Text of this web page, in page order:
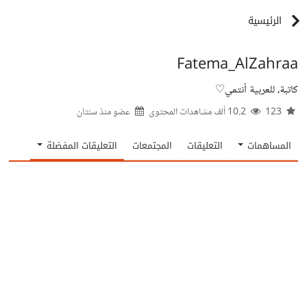
الرئيسية
Fatema_AlZahraa
كاتبة، للعربية أنتمي♡
عضو منذسنتان
المساهمات التعليقات المجتمعات التعليقات المفضلة